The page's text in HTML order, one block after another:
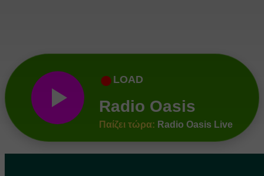
● LOAD
Radio Oasis
Παίζει τώρα:
1 The Chemical Brothers -
Push The Button - Galvanize